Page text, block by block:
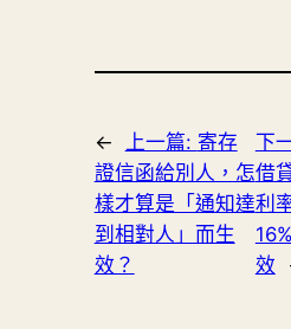
← 上一篇: 寄存
證信函給別人，怎
樣才算是「通知達
到相對人」而生
效？
下
借
利
效